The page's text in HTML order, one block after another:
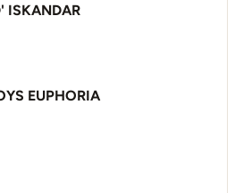
ISKANDAR
EUPHORIA